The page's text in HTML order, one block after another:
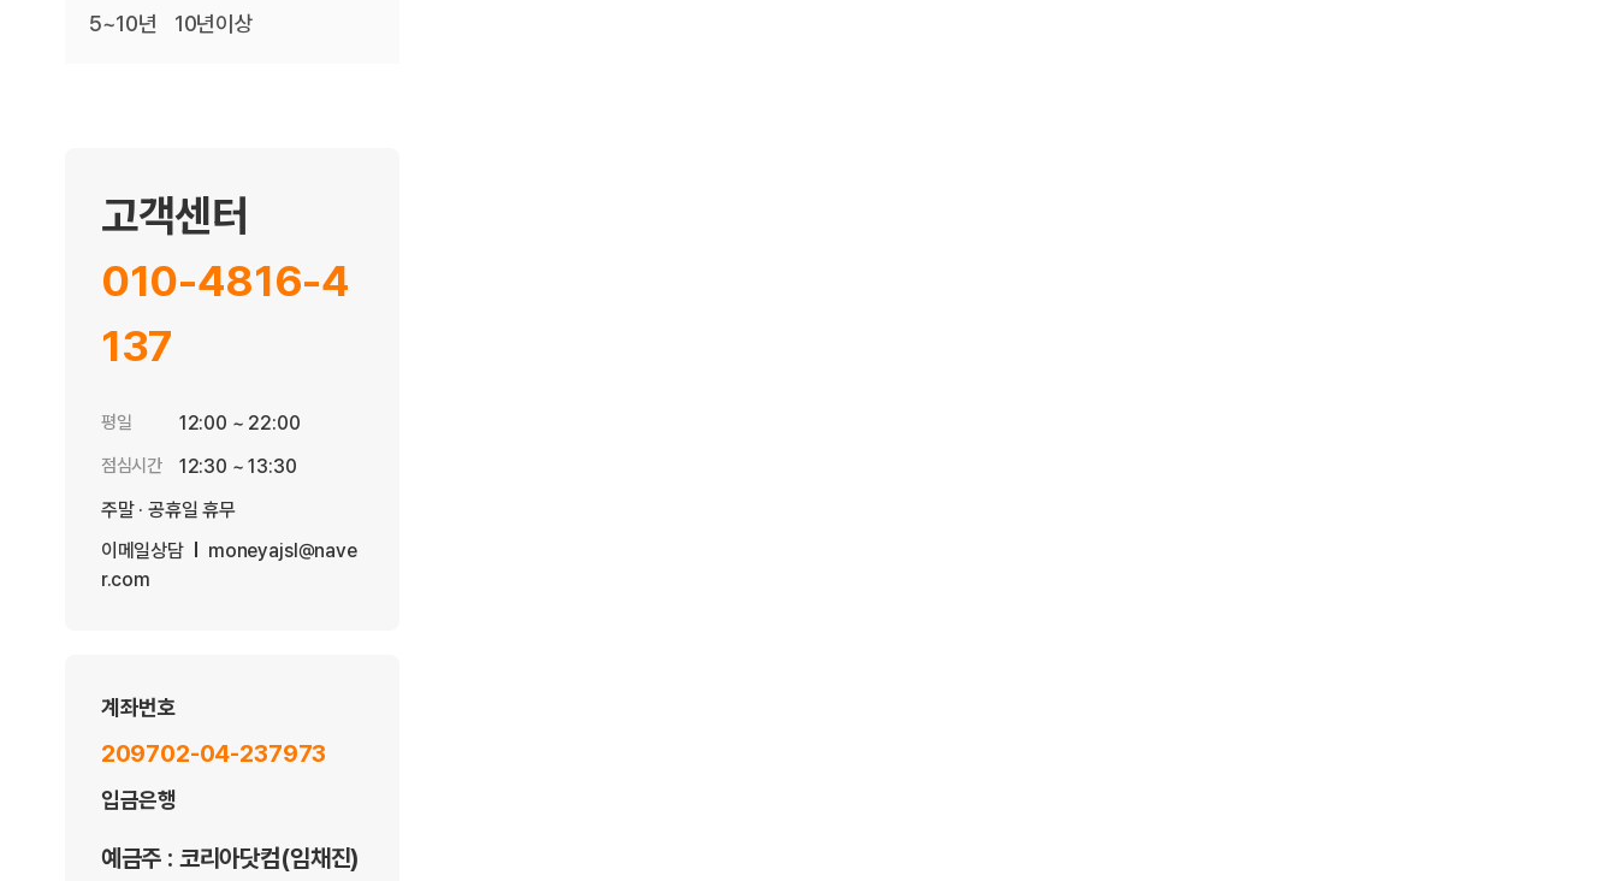
5~10년
10년이상
고객센터
010-4816-4
137
평일 12:00 ~ 22:00
점심시간
12:30 ~ 13:30
주말 · 공휴일 휴무
이메일상담
moneyajsl@nave
r.com
계좌번호
209702-04-237973
입금은행
예금주 : 코리아닷컴(임채진)